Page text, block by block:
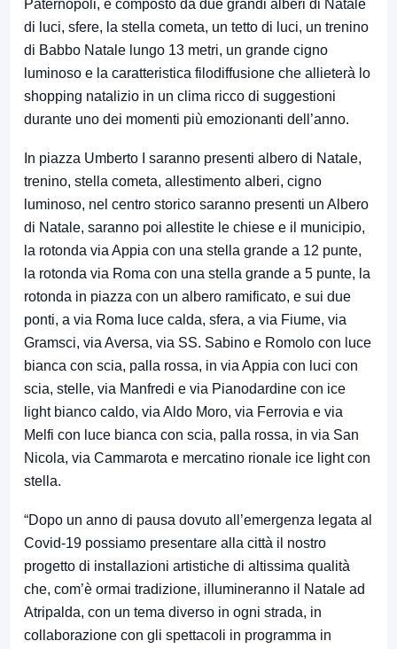
Paternopoli, è composto da due grandi alberi di Natale
di luci, sfere, la stella cometa, un tetto di luci, un trenino
di Babbo Natale lungo 13 metri, un grande cigno
luminoso e la caratteristica filodiffusione che allieterà lo
shopping natalizio in un clima ricco di suggestioni
durante uno dei momenti più emozionanti dell’anno.
In piazza Umberto I saranno presenti albero di Natale,
trenino, stella cometa, allestimento alberi, cigno
luminoso, nel centro storico saranno presenti un Albero
di Natale, saranno poi allestite le chiese e il municipio,
la rotonda via Appia con una stella grande a 12 punte,
la rotonda via Roma con una stella grande a 5 punte, la
rotonda in piazza con un albero ramificato, e sui due
ponti, a via Roma luce calda, sfera, a via Fiume, via
Gramsci, via Aversa, via SS. Sabino e Romolo con luce
bianca con scia, palla rossa, in via Appia con luci con
scia, stelle, via Manfredi e via Pianodardine con ice
light bianco caldo, via Aldo Moro, via Ferrovia e via
Melfi con luce bianca con scia, palla rossa, in via San
Nicola, via Cammarota e mercatino rionale ice light con
stella.
“Dopo un anno di pausa dovuto all’emergenza legata al
Covid-19 possiamo presentare alla città il nostro
progetto di installazioni artistiche di altissima qualità
che, com’è ormai tradizione, illumineranno il Natale ad
Atripalda, con un tema diverso in ogni strada, in
collaborazione con gli spettacoli in programma in